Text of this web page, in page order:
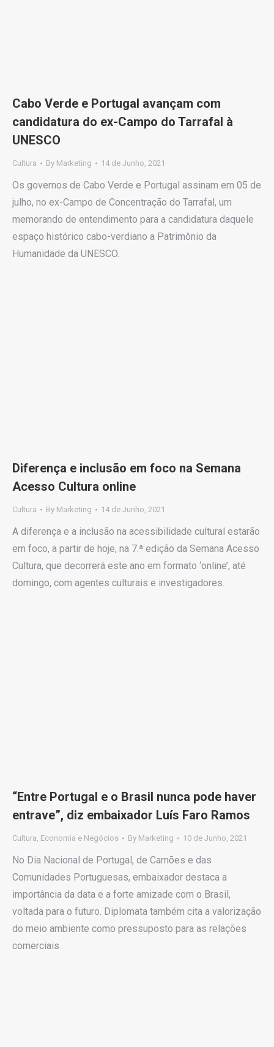
Cabo Verde e Portugal avançam com
candidatura do ex-Campo do Tarrafal à
UNESCO
Cultura By Marketing 14 de Junho, 2021
Os governos de Cabo Verde e Portugal assinam em 05 de
julho, no ex-Campo de Concentração do Tarrafal, um
memorando de entendimento para a candidatura daquele
espaço histórico cabo-verdiano a Patrimônio da
Humanidade da UNESCO.
Diferença e inclusão em foco na Semana
Acesso Cultura online
Cultura By Marketing 14 de Junho, 2021
A diferença e a inclusão na acessibilidade cultural estarão
em foco, a partir de hoje, na 7.ª edição da Semana Acesso
Cultura, que decorrerá este ano em formato ‘online’, até
domingo, com agentes culturais e investigadores.
“Entre Portugal e o Brasil nunca pode haver
entrave”, diz embaixador Luís Faro Ramos
Cultura, Economia e Negócios By Marketing 10 de Junho, 2021
No Dia Nacional de Portugal, de Camões e das
Comunidades Portuguesas, embaixador destaca a
importância da data e a forte amizade com o Brasil,
voltada para o futuro. Diplomata também cita a valorização
do meio ambiente como pressuposto para as relações
comerciais